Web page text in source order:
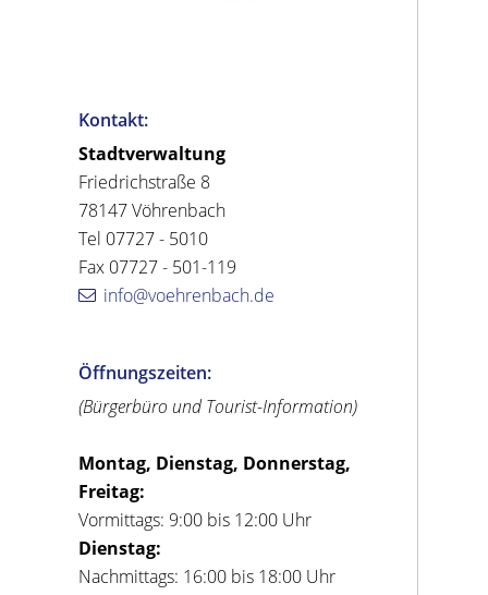
Kontakt:
Stadtverwaltung
Friedrichstraße 8
78147 Vöhrenbach
Tel 07727 - 5010
Fax 07727 - 501-119
info@voehrenbach.de
Öffnungszeiten:
(Bürgerbüro und Tourist-Information)
Montag, Dienstag, Donnerstag,
Freitag:
Vormittags: 9:00 bis 12:00 Uhr
Dienstag:
Nachmittags: 16:00 bis 18:00 Uhr